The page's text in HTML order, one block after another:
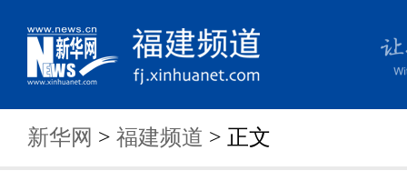
新华网 > 福建频道 > 正文